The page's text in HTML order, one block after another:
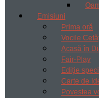
Emisiuni
Prima oră
Vocile
Acasă în
Fair-Play
Ediție
Carte de
Povestea